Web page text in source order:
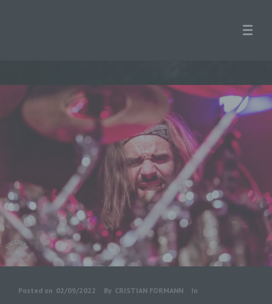
Posted on 02/09/2022 By CRISTIAN FORMANN In